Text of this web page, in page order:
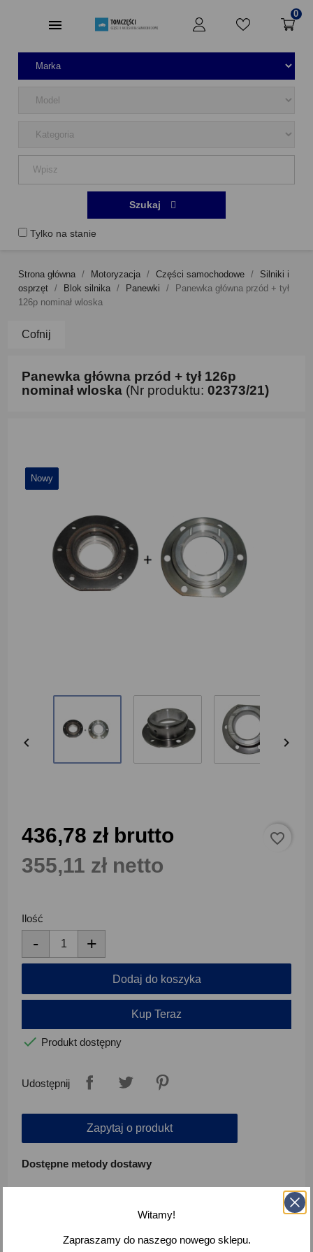
0
Tylko na stanie
Szukaj
Strona główna Motoryzacja Części samochodowe
Silniki i
osprzęt
Blok silnika Panewki
Panewka główna przód + tył
126p nominał wloska
Cofnij
Panewka główna przód + tył 126p
nominał wloska (Nr produktu:02373/21)
Nowy
 
436,78 zł brutto
355,11 zł netto
Ilość
+
-
Dodaj do koszyka
Kup Teraz
favorite_border
 Produkt dostępny
Udostępnij
Zapytaj o produkt
Dostępne metody dostawy
Dostawa za 2 dni
Witamy!
Zapraszamy do naszego nowego sklepu.